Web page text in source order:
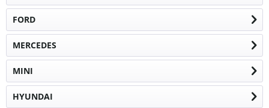
FORD
MERCEDES
MINI
HYUNDAI